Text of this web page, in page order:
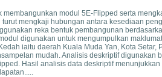
membangunkan modul 5E-Flipped serta
turut mengkaji hubungan antara kesediaan
reka bentuk pembangunan
digunakan untuk mengumpulkan
iaitu daerah Kuala Muda Yan, Kota
mudah. Analisis deskriptif
Hasil analisis data deskriptif